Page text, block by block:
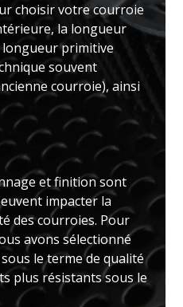
choisir votre courroie
la longueur
primitive
souvent
courroie), ainsi
et finition sont
impacter la
des courroies. Pour
avons sélectionné
le terme de qualité
plus résistants sous le